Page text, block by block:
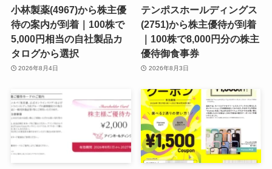
小林製薬(4967)から株主優
待の案内が到着｜100株で
5,000円相当の自社製品カ
タログから選択
2026年8月4日
テンポスホールディングス
(2751)から株主優待が到着
｜100株で8,000円分の株主
優待御食事券
2026年8月3日